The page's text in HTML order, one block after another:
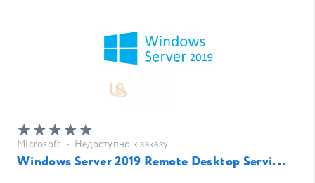
Microsoft • Недоступно к заказу
Windows Server 2019 Remote Desktop Servi...